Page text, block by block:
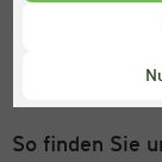
Montag
So finden Sie